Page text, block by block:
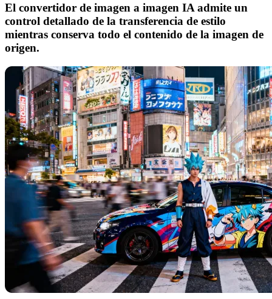
El convertidor de imagen a imagen IA admite un
control detallado de la transferencia de estilo
mientras conserva todo el contenido de la imagen de
origen.